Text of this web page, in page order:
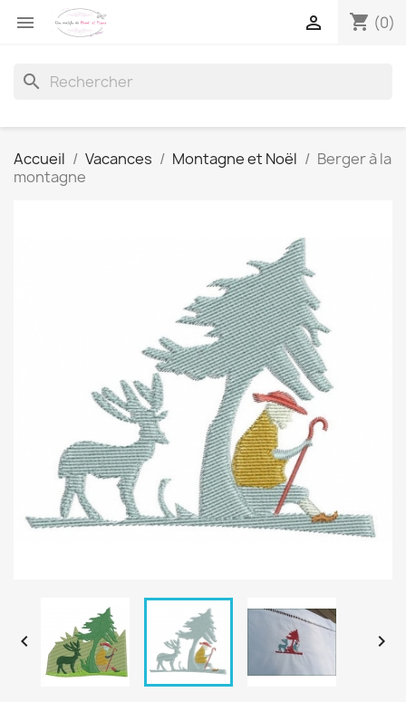
 shopping_cart (0)

search
Accueil Vacances Montagne et Noël
Berger à la
montagne
 